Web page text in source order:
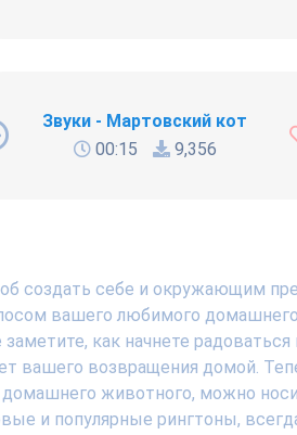
Звуки - Мартовский кот
00:15
9,356
создать себе и окружающим
вашего любимого домашнего
как начнете радоваться
вашего возвращения домой.
животного, можно
и популярные рингтоны,